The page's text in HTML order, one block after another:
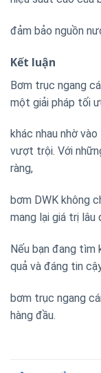
đảm bảo nguồn
Kết luận
Bơm trục ngang
một giải pháp tối
khác nhau nhờ
vượt trội. Với
ràng,
bơm DWK không
mang lại giá trị lâu
Nếu bạn đang tìm
quả và đáng tin
bơm trục ngang
hàng đầu.